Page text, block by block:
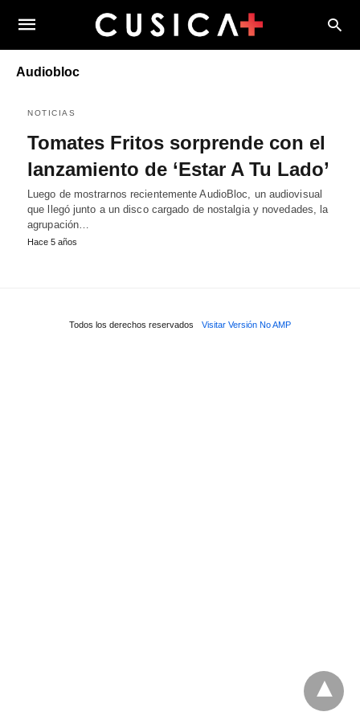
Audiobloc
NOTICIAS
Tomates Fritos sorprende con el
lanzamiento de ‘Estar A Tu Lado’
Luego de mostrarnos recientemente AudioBloc, un audiovisual
que llegó junto a un disco cargado de nostalgia y novedades, la
agrupación…
Hace 5 años
Todos los derechos reservados Visitar Versión No AMP